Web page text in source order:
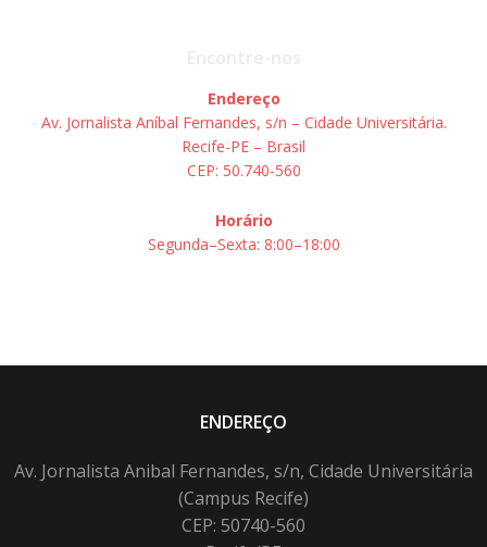
Endereço
Av. Jornalista Aníbal Fernandes, s/n – Cidade Universitária.
Recife-PE – Brasil
CEP: 50.740-560
Horário
Segunda–Sexta: 8:00–18:00
ENDEREÇO
Av. Jornalista Anibal Fernandes, s/n, Cidade Universitária
(Campus Recife)
CEP: 50740-560